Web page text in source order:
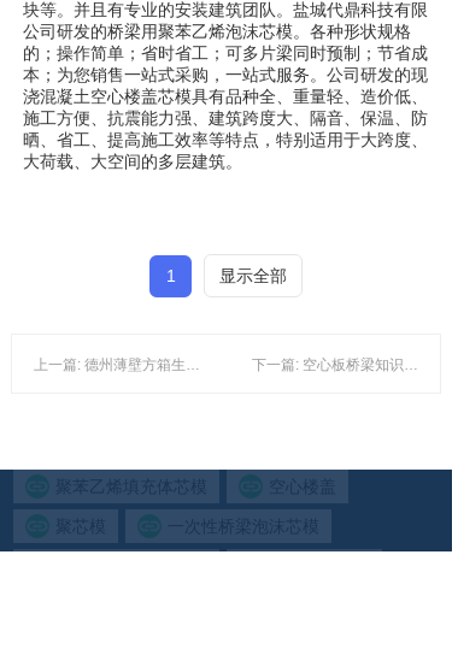
块等。并且有专业的安装建筑团队。盐城代鼎科技有限
公司研发的桥梁用聚苯乙烯泡沫芯模。各种形状规格
的；操作简单；省时省工；可多片梁同时预制；节省成
本；为您销售一站式采购，一站式服务。公司研发的现
浇混凝土空心楼盖芯模具有品种全、重量轻、造价低、
施工方便、抗震能力强、建筑跨度大、隔音、保温、防
晒、省工、提高施工效率等特点，特别适用于大跨度、
大荷载、大空间的多层建筑。
1 显示全部
上一篇: 德州薄壁方箱生产厂家 菏泽空心楼盖批发 下一篇: 空心板桥梁知识盐城代鼎科技有限公司桥梁内模厂家
聚苯乙烯填充体芯模 空心楼盖
聚芯模 一次性桥梁泡沫芯模